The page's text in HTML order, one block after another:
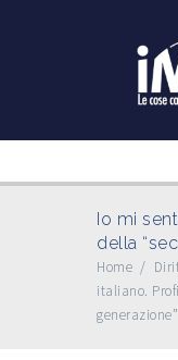
Io mi
della
Home /
italiano.
generazione”